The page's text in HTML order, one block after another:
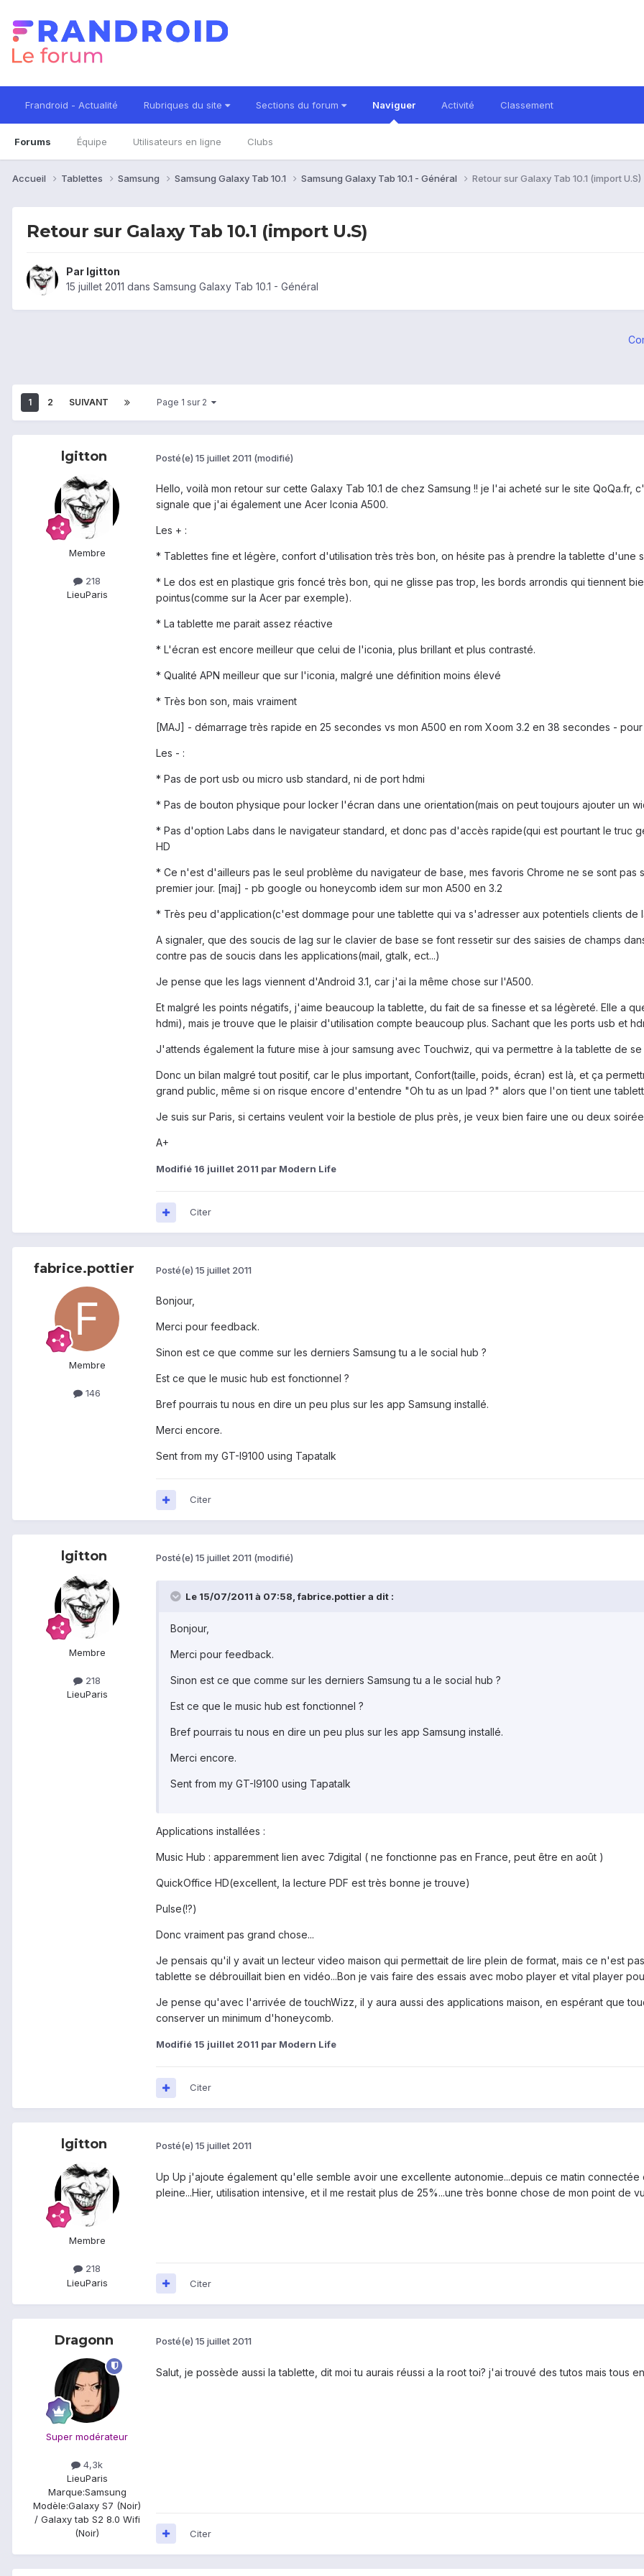
Frandroid - Actualité Rubriques du site Sections du forum Naviguer
Forums Équipe Utilisateurs en ligne Clubs
Activité Classement
Accueil Tablettes Samsung Samsung Galaxy Tab 10.1 Samsung Galaxy Tab 10.1 - Général Retour sur Galaxy Tab 10.1 (import U.S)
Retour sur Galaxy Tab 10.1 (import U.S)
Par lgitton
15 juillet 2011 dans Samsung Galaxy Tab 10.1 - Général
1 2 SUIVANT Page 1 sur 2
lgitton
Membre
218
LieuParis
Posté(e) 15 juillet 2011 (modifié)
Hello, voilà mon retour sur cette Galaxy Tab 10.1 de chez Samsung !! je l'ai acheté sur le site QoQa.fr,
signale que j'ai également une Acer Iconia A500.
Les + :
* Tablettes fine et légère, confort d'utilisation très très bon, on hésite pas à prendre la tablette d'une
* Le dos est en plastique gris foncé très bon, qui ne glisse pas trop, les bords arrondis qui tiennent
pointus(comme sur la Acer par exemple).
* La tablette me parait assez réactive
* L'écran est encore meilleur que celui de l'iconia, plus brillant et plus contrasté.
* Qualité APN meilleur que sur l'iconia, malgré une définition moins élevé
* Très bon son, mais vraiment
[MAJ] - démarrage très rapide en 25 secondes vs mon A500 en rom Xoom 3.2 en 38 secondes -
Les - :
* Pas de port usb ou micro usb standard, ni de port hdmi
* Pas de bouton physique pour locker l'écran dans une orientation(mais on peut toujours ajouter un
* Pas d'option Labs dans le navigateur standard, et donc pas d'accès rapide(qui est pourtant le truc
HD
* Ce n'est d'ailleurs pas le seul problème du navigateur de base, mes favoris Chrome ne se sont pas
premier jour. [maj] - pb google ou honeycomb idem sur mon A500 en 3.2
* Très peu d'application(c'est dommage pour une tablette qui va s'adresser aux potentiels clients de
A signaler, que des soucis de lag sur le clavier de base se font ressetir sur des saisies de champs
contre pas de soucis dans les applications(mail, gtalk, ect...)
Je pense que les lags viennent d'Android 3.1, car j'ai la même chose sur l'A500.
Et malgré les points négatifs, j'aime beaucoup la tablette, du fait de sa finesse et sa légèreté. Elle a
hdmi), mais je trouve que le plaisir d'utilisation compte beaucoup plus. Sachant que les ports usb et
J'attends également la future mise à jour samsung avec Touchwiz, qui va permettre à la tablette de
Donc un bilan malgré tout positif, car le plus important, Confort(taille, poids, écran) est là, et ça
grand public, même si on risque encore d'entendre "Oh tu as un Ipad ?" alors que l'on tient une
Je suis sur Paris, si certains veulent voir la bestiole de plus près, je veux bien faire une ou deux
A+
Modifié 16 juillet 2011 par Modern Life
Citer
fabrice.pottier
Membre
146
Posté(e) 15 juillet 2011
Bonjour,
Merci pour feedback.
Sinon est ce que comme sur les derniers Samsung tu a le social hub ?
Est ce que le music hub est fonctionnel ?
Bref pourrais tu nous en dire un peu plus sur les app Samsung installé.
Merci encore.
Sent from my GT-I9100 using Tapatalk
Citer
lgitton
Membre
218
LieuParis
Posté(e) 15 juillet 2011 (modifié)
Le 15/07/2011 à 07:58, fabrice.pottier a dit :
Bonjour,
Merci pour feedback.
Sinon est ce que comme sur les derniers Samsung tu a le social hub ?
Est ce que le music hub est fonctionnel ?
Bref pourrais tu nous en dire un peu plus sur les app Samsung installé.
Merci encore.
Sent from my GT-I9100 using Tapatalk
Applications installées :
Music Hub : apparemment lien avec 7digital ( ne fonctionne pas en France, peut être en août )
QuickOffice HD(excellent, la lecture PDF est très bonne je trouve)
Pulse(!?)
Donc vraiment pas grand chose...
Je pensais qu'il y avait un lecteur video maison qui permettait de lire plein de format, mais ce n'est
tablette se débrouillait bien en vidéo...Bon je vais faire des essais avec mobo player et vital player
Je pense qu'avec l'arrivée de touchWizz, il y aura aussi des applications maison, en espérant que
conserver un minimum d'honeycomb.
Modifié 15 juillet 2011 par Modern Life
Citer
lgitton
Membre
218
LieuParis
Posté(e) 15 juillet 2011
Up Up j'ajoute également qu'elle semble avoir une excellente autonomie...depuis ce matin connectée
pleine...Hier, utilisation intensive, et il me restait plus de 25%...une très bonne chose de mon point de
Citer
Dragonn
Super modérateur
4,3k
LieuParis
Marque:Samsung
Modèle:Galaxy S7 (Noir)
/ Galaxy tab S2 8.0 Wifi
(Noir)
Posté(e) 15 juillet 2011
Salut, je possède aussi la tablette, dit moi tu aurais réussi a la root toi? j'ai trouvé des tutos mais tous
Citer